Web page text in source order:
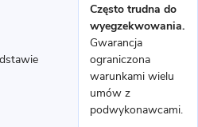
z poddaszem
Często trudna do
wyegzekwowania.
Gwarancja
ograniczona
warunkami wielu
umów z
podwykonawcami.